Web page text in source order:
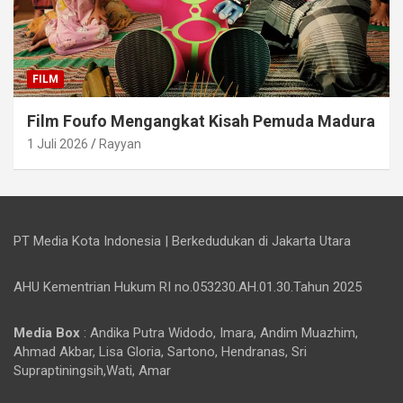
FILM
Film Foufo Mengangkat Kisah Pemuda Madura
1 Juli 2026 Rayyan
PT Media Kota Indonesia | Berkedudukan di Jakarta Utara
AHU Kementrian Hukum RI no.053230.AH.01.30.Tahun 2025
Media Box : Andika Putra Widodo, Imara, Andim Muazhim,
Ahmad Akbar, Lisa Gloria, Sartono, Hendranas, Sri
Supraptiningsih,Wati, Amar